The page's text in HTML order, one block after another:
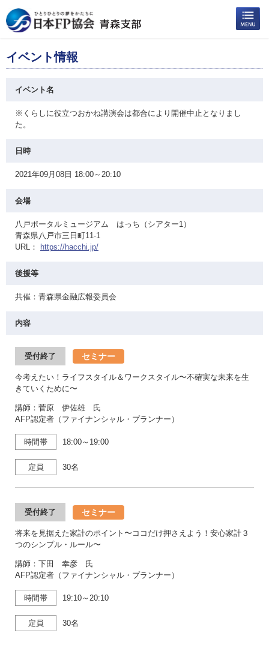
イベント情報
イベント名
※くらしに役立つおかね講演会は都合により開催中止となりまし
た。
日時
2021年09月08日 18:00～20:10
会場
八戸ポータルミュージアム はっち（シアター1）
青森県八戸市三日町11-1
URL：
https://hacchi.jp/
後援等
共催：青森県金融広報委員会
内容
受付終了 セミナー
今考えたい！ライフスタイル＆ワークスタイル〜不確実な未来を生
きていくために〜
講師：菅原 伊佐雄 氏
AFP認定者（ファイナンシャル・プランナー）
時間帯 18:00～19:00
定員 30名
受付終了 セミナー
将来を見据えた家計のポイント〜ココだけ押さえよう！安心家計３
つのシンプル・ルール〜
講師：下田 幸彦 氏
AFP認定者（ファイナンシャル・プランナー）
時間帯 19:10～20:10
定員 30名